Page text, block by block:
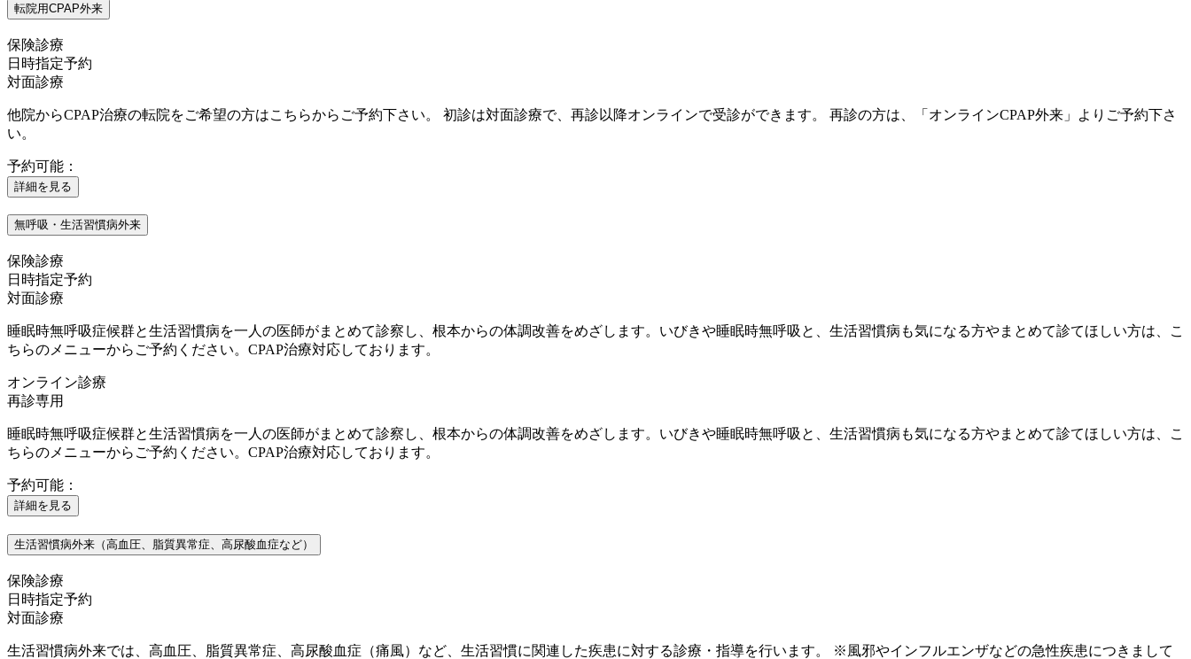
転院用CPAP外来
保険診療
日時指定予約
対面診療
他院からCPAP治療の転院をご希望の方はこちらからご予約下さい。 初診は対面診療で、再診以降オンラインで受診ができます。 再診の方は、「オンラインCPAP外来」よりご予約下さ
い。
予約可能：
詳細を見る
無呼吸・生活習慣病外来
保険診療
日時指定予約
対面診療
睡眠時無呼吸症候群と生活習慣病を一人の医師がまとめて診察し、根本からの体調改善をめざします。いびきや睡眠時無呼吸と、生活習慣病も気になる方やまとめて診てほしい方は、こ
ちらのメニューからご予約ください。CPAP治療対応しております。
オンライン診療
再診専用
睡眠時無呼吸症候群と生活習慣病を一人の医師がまとめて診察し、根本からの体調改善をめざします。いびきや睡眠時無呼吸と、生活習慣病も気になる方やまとめて診てほしい方は、こ
ちらのメニューからご予約ください。CPAP治療対応しております。
予約可能：
詳細を見る
生活習慣病外来（高血圧、脂質異常症、高尿酸血症など）
保険診療
日時指定予約
対面診療
生活習慣病外来では、高血圧、脂質異常症、高尿酸血症（痛風）など、生活習慣に関連した疾患に対する診療・指導を行います。 ※風邪やインフルエンザなどの急性疾患につきまして